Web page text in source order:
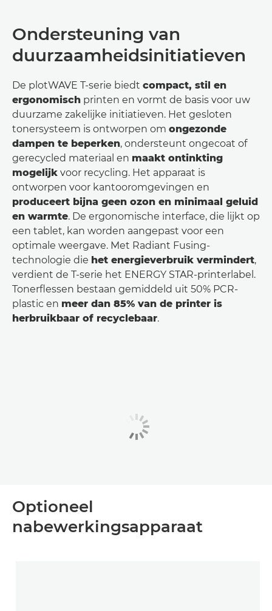
Ondersteuning van
duurzaamheidsinitiatieven
De plotWAVE T-serie biedt compact, stil en
ergonomisch printen en vormt de basis voor uw
duurzame zakelijke initiatieven. Het gesloten
tonersysteem is ontworpen om ongezonde
dampen te beperken, ondersteunt ongecoat of
gerecycled materiaal en maakt ontinkting
mogelijk voor recycling. Het apparaat is
ontworpen voor kantooromgevingen en
produceert bijna geen ozon en minimaal geluid
en warmte. De ergonomische interface, die lijkt op
een tablet, kan worden aangepast voor een
optimale weergave. Met Radiant Fusing-
technologie die het energieverbruik vermindert,
verdient de T-serie het ENERGY STAR-printerlabel.
Tonerflessen bestaan gemiddeld uit 50% PCR-
plastic en meer dan 85% van de printer is
herbruikbaar of recyclebaar.
Optioneel
nabewerkingsapparaat